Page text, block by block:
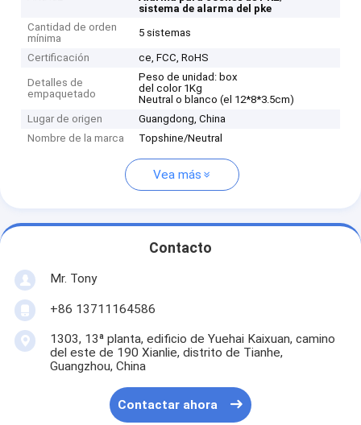
sistema de alarma del pke
Cantidad de orden
mínima
5 sistemas
Certificación ce, FCC, RoHS
Detalles de
empaquetado
Peso de unidad: box
del color 1Kg
Neutral o blanco (el 12*8*3.5cm)
Lugar de origen
Guangdong, China
Nombre de la marca
Topshine/Neutral
Vea más
Contacto
Mr. Tony
+86 13711164586
1303, 13ª planta, edificio de Yuehai Kaixuan, camino
del este de 190 Xianlie, distrito de Tianhe,
Guangzhou, China
Contactar ahora